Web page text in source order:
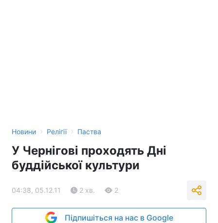
Новини › Релігії › Паства
У Чернігові проходять Дні
буддійської культури
04:38, 05.12.11 2 хв. 2
Підпишіться на нас в Google